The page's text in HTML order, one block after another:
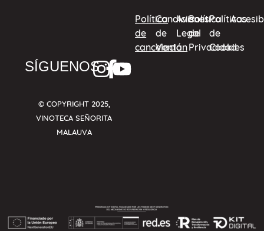
SÍGUENOS
© COPYRIGHT 2025,
VINOTECA SEÑORITA
MALAUVA
Política
de
cancelación
Condiciones
de
Venta
Aviso
Legal
Política
de
Privacidad
Políticas
de
Cookies